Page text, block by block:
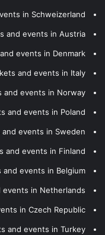
in Schweizerland
and events in Austria
events in Denmark
and events in Italy
and events in Norway
and events in Poland
and events in Sweden
and events in Finland
and events in Belgium
events in Netherlands
in Czech Republic
and events in Turkey